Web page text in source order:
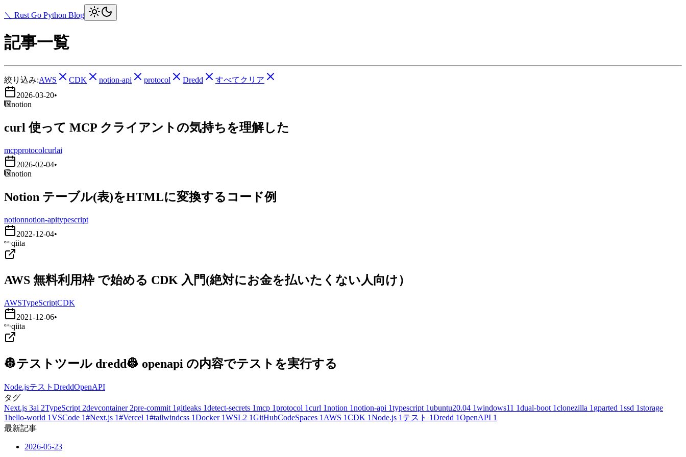
＼ Rust Go Python Blog
記事一覧
絞り込み:AWS CDK notion-api protocol Dredd
すべてクリア
2026-03-20•
notion
curl 使って MCP クライアントの気持ちを理解した
mcpprotocolcurlai
2026-02-04•
notion
Notion テーブル(表)をHTMLに変換するコード例
notionnotion-apitypescript
2022-12-04•
qiita
AWS 無料利用枠 で始める CDK 入門(絶対にお金を払いたくない人向け）
AWSTypeScriptCDK
2021-12-06•
qiita
👷テストツール dredd👷 openapi の内容でテストを実行する
Node.jsテスト DreddOpenAPI
タグ
Next.js 3ai 2TypeScript 2devcontainer 2pre-commit 1 gitleaks 1detect-secrets 1mcp 1protocol 1curl 1notion 1notion-api 1typescript 1ubuntu20.04 1windows11 1dual-boot 1clonezilla 1 gparted 1ssd 1storage
1hello-world 1VSCode 1#Next.js 1#Vercel 1#tailwindcss 1Docker 1WSL2 1GitHubCodeSpaces 1 AWS 1CDK 1Node.js 1 テスト 1Dredd 1OpenAPI 1
最新記事
2026-05-23